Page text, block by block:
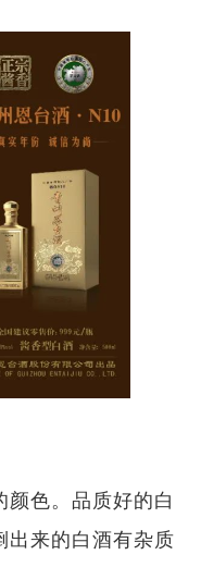
色。品质好的白
出来的白酒有杂质